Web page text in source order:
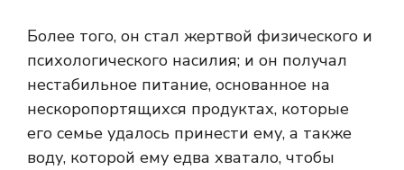
Более того, он стал жертвой физического и
психологического насилия; и он получал
нестабильное питание, основанное на
нескоропортящихся продуктах, которые
его семье удалось принести ему, а также
воду, которой ему едва хватало, чтобы